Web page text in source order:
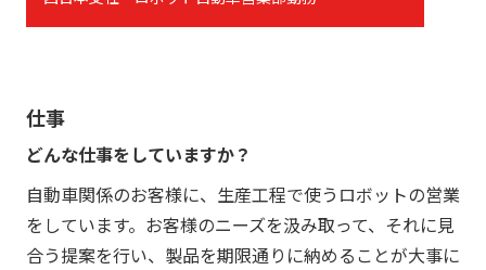
仕事
どんな仕事をしていますか？
自動車関係のお客様に、生産工程で使うロボットの営業
をしています。お客様のニーズを汲み取って、それに見
合う提案を行い、製品を期限通りに納めることが大事に